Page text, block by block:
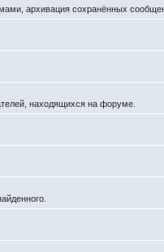
архивация сохранённых
находящихся на форуме.